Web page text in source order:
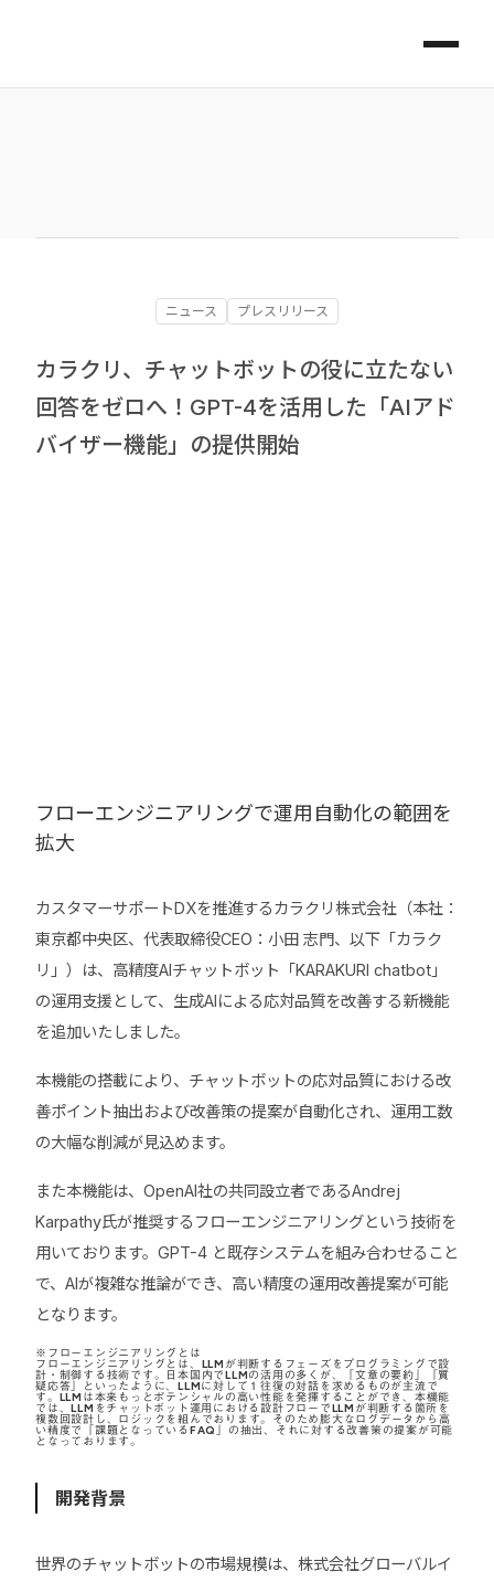
ニュース プレスリリース
カラクリ、チャットボットの役に立たない
回答をゼロへ！GPT-4を活用した「AIアド
バイザー機能」の提供開始
フローエンジニアリングで運用自動化の範囲を
拡大
カスタマーサポートDXを推進するカラクリ株式会社（本社：
東京都中央区、代表取締役CEO：小田 志門、以下「カラク
リ」）は、高精度AIチャットボット「KARAKURI chatbot」
の運用支援として、生成AIによる応対品質を改善する新機能
を追加いたしました。
本機能の搭載により、チャットボットの応対品質における改
善ポイント抽出および改善策の提案が自動化され、運用工数
の大幅な削減が見込めます。
また本機能は、OpenAI社の共同設立者であるAndrej
Karpathy氏が推奨するフローエンジニアリングという技術を
用いております。GPT-4 と既存システムを組み合わせること
で、AIが複雑な推論ができ、高い精度の運用改善提案が可能
となります。
※フローエンジニアリングとは
フローエンジニアリングとは、LLMが判断するフェーズをプログラミングで設
計・制御する技術です。日本国内でLLMの活用の多くが、「文章の要約」「質
疑応答」といったように、LLMに対して１往復の対話を求めるものが主流で
す。LLMは本来もっとポテンシャルの高い性能を発揮することができ、本機能
では、LLMをチャットボット運用における設計フローでLLMが判断する箇所を
複数回設計し、ロジックを組んでおります。そのため膨大なログデータから高
い精度で「課題となっているFAQ」の抽出、それに対する改善策の提案が可能
となっております。
開発背景
世界のチャットボットの市場規模は、株式会社グローバルイ